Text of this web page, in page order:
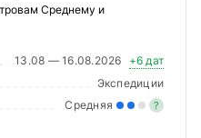
Среднему и
13.08 — 16.08.2026
+6 дат
Экспедиции
Средняя ?